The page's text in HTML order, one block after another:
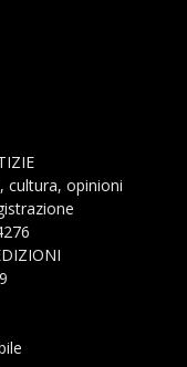
cultura, opinioni